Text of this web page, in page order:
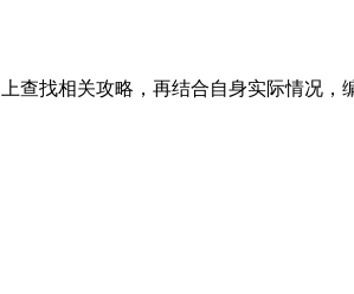
查找相关攻略，再结合自身实际情况，